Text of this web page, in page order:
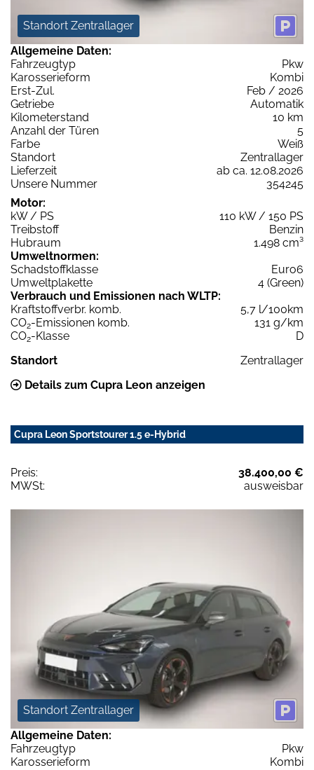
Standort Zentrallager
Allgemeine Daten:
Fahrzeugtyp
Pkw
Karosserieform
Kombi
Erst-Zul.
Feb / 2026
Getriebe
Automatik
Kilometerstand
10 km
Anzahl der Türen
5
Farbe
Weiß
Standort
Zentrallager
Lieferzeit
ab ca. 12.08.2026
Unsere Nummer
354245
Motor:
kW / PS
110 kW / 150 PS
Treibstoff
Benzin
Hubraum
1.498 cm³
Umweltnormen:
Schadstoffklasse
Euro6
Umweltplakette
4 (Green)
Verbrauch und Emissionen nach WLTP:
Kraftstoffverbr. komb.
5,7 l/100km
CO2-Emissionen komb.
131 g/km
CO2-Klasse
D
Standort
Zentrallager
Details zum Cupra Leon anzeigen
Cupra Leon Sportstourer 1.5 e-Hybrid
Preis:
38.400,00 €
MWSt:
ausweisbar
Standort Zentrallager
Allgemeine Daten:
Fahrzeugtyp
Pkw
Karosserieform
Kombi